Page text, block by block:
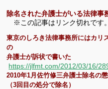
除名された弁護士がいる法律事
※この記事はリンク切れです。
東京のしろき法律事務所にはカリ
の
弁護士が訴状で書いた
https://jlfmt.com/2012/03/16/
2010年1月佐竹修三弁護士除名の
（3回目の処分で除名）